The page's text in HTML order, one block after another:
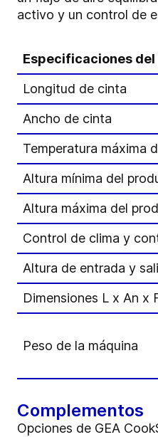
activo y un control de
Especificaciones
Longitud de cinta
Ancho de cinta
Temperatura máxima
Altura mínima del
Altura máxima del
Control de clima y
Altura de entrada y
Dimensiones L x An x
Peso de la máquina
Complementos
Opciones de GEA